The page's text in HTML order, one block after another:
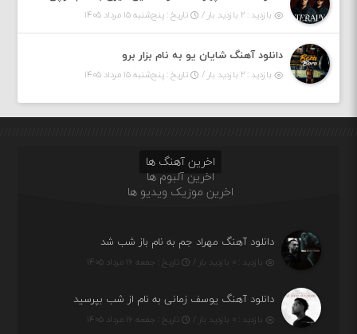
بازدید : ۲ بازدید بار / تاریخ : پنج‌شنبه ۱۵ مرداد ۱۴۰۵
دانلود آهنگ شایان یو به نام بزار برو
بازدید : ۲ بازدید بار / تاریخ : پنج‌شنبه ۱۵ مرداد ۱۴۰۵
اخرین آهنگ ها
اخرین آلبوم ها
اخرین موزیک ویدیو ها
دانلود آهنگ مهراد جم به نام باز شب شد
بازدید : ۰ بازدید بار / تاریخ : جمعه ۱۶ مرداد ۱۴۰۵
دانلود آهنگ یوسف زمانی به نام از شب بپرسید
بازدید : ۰ بازدید بار / تاریخ : جمعه ۱۶ مرداد ۱۴۰۵